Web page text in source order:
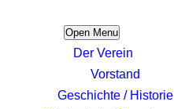
Open Menu
Der Verein
Vorstand
Geschichte / Historie